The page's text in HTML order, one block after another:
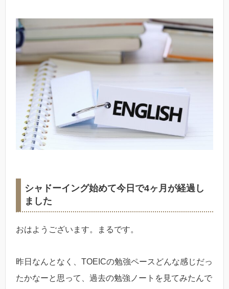
シャドーイング始めて今日で4ヶ月が経過し
ました
おはようございます。まるです。
昨日なんとなく、TOEICの勉強ペースどんな感じだっ
たかなーと思って、過去の勉強ノートを見てみたんで